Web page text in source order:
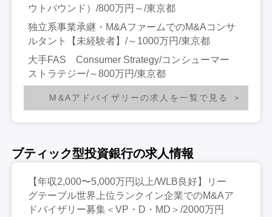
ウトバウンド）/800万円～/東京都
独立系事業承継・M&AファームでのM&Aコンサ
ルタント【未経験者】/～1000万円/東京都
大手FAS Consumer Strategy/コンシューマー
ストラテジー/～800万円/東京都
M&Aアドバイザリーの求人を一覧で見る
ブティック型投資銀行の求人情報
【年収2,000〜5,000万円以上/WLB良好】リー
グテーブル世界上位ランクイン企業でのM&Aア
ドバイザリー募集＜VP・D・MD＞/2000万円